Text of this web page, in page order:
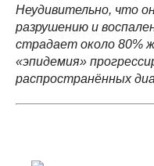
Неудивительно, что
разрушению и
страдает около 80%
«эпидемия»
распространённых